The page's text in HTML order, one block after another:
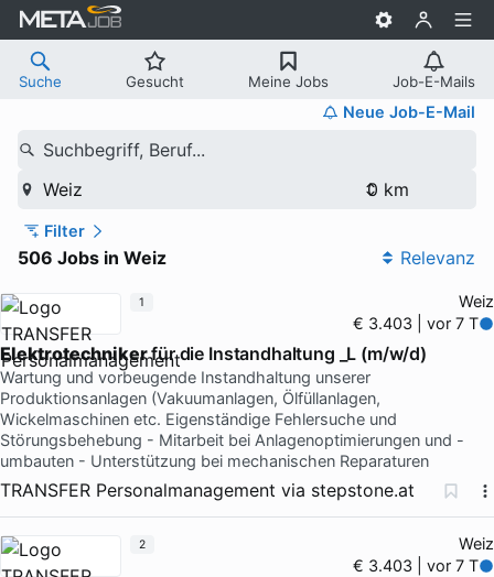
Suche Gesucht Meine Jobs Job-E-Mails
Neue Job-E-Mail
Suchbegriff, Beruf...
Weiz
Filter
506 Jobs in Weiz Relevanz
Weiz
€ 3.403 | vor 7 T
Elektrotechnikerfür die Instandhaltung _L (m/w/d)
Wartung und vorbeugende Instandhaltung unserer
Produktionsanlagen (Vakuumanlagen, Ölfüllanlagen,
Wickelmaschinen etc. Eigenständige Fehlersuche und
Störungsbehebung - Mitarbeit bei Anlagenoptimierungen und -
umbauten - Unterstützung bei mechanischen Reparaturen
TRANSFER Personalmanagement via stepstone.at
1
Weiz
€ 3.403 | vor 7 T
2